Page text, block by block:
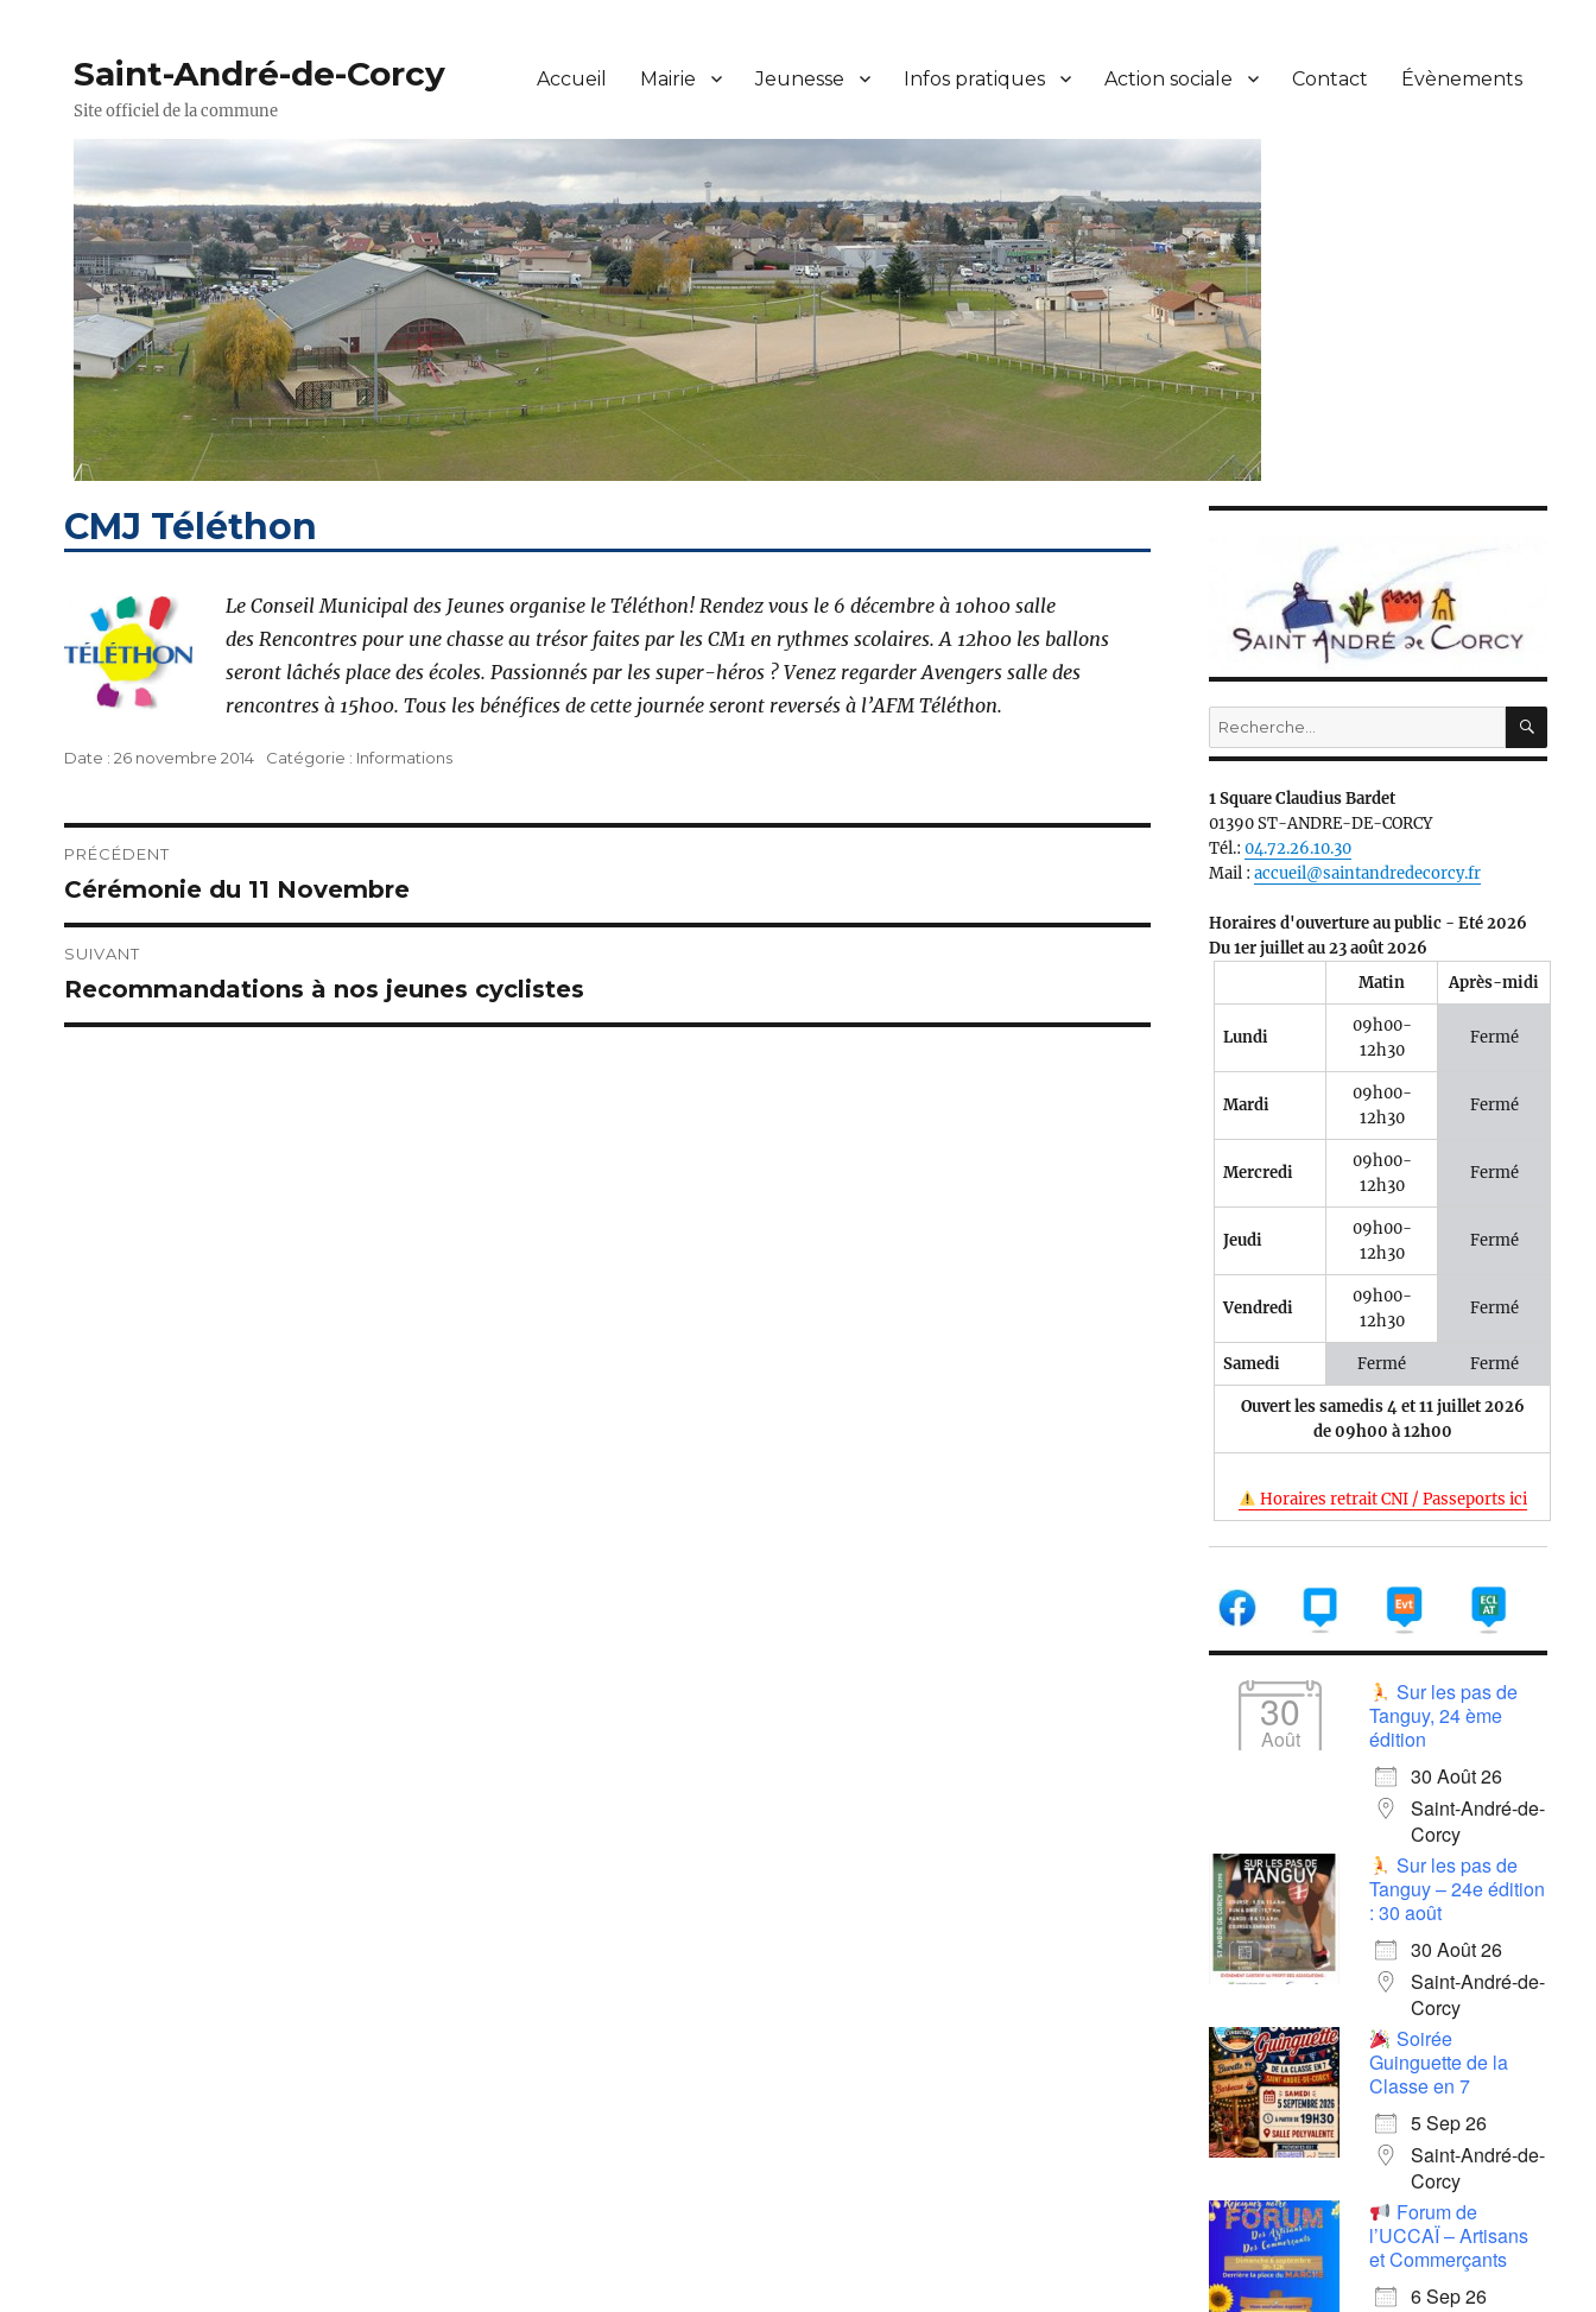
Saint-André-de-Corcy
Site officiel de la commune
Accueil Mairie Jeunesse Infos pratiques Action sociale Contact Évènements
CMJ Téléthon
Le Conseil Municipal des Jeunes organise le Téléthon! Rendez vous le 6 décembre à 10h00 salle
des Rencontres pour une chasse au trésor faites par les CM1 en rythmes scolaires. A 12h00 les ballons
seront lâchés place des écoles. Passionnés par les super-héros ? Venez regarder Avengers salle des
rencontres à 15h00. Tous les bénéfices de cette journée seront reversés à l’AFM Téléthon.
Publié
26 novembre 2014 Catégories
Informations
Navigation
de
l’article
PRÉCÉDENT
Publication
précédente :
Cérémonie du 11 Novembre
SUIVANT
Publication
suivante :
Recommandations à nos jeunes cyclistes
Recherche
pour :
1 Square Claudius Bardet
01390 ST-ANDRE-DE-CORCY
Tél.:04.72.26.10.30
Mail :accueil@saintandredecorcy.fr
Horaires d'ouverture au public - Eté 2026
Du 1er juillet au 23 août 2026
Matin
Après-midi
Lundi
09h00-
12h30
Fermé
Mardi
09h00-
12h30
Fermé
Mercredi
09h00-
12h30
Fermé
Jeudi
09h00-
12h30
Fermé
Vendredi
09h00-
12h30
Fermé
Samedi Fermé Fermé
Ouvert les samedis 4 et 11 juillet 2026
de 09h00 à 12h00
Horaires retrait CNI / Passeports ici
30
Août
Sur les pas de
Tanguy, 24 ème
édition
30 Août 26
Saint-André-de-
Corcy
Sur les pas de
Tanguy – 24e édition
: 30 août
30 Août 26
Saint-André-de-
Corcy
Soirée
Guinguette de la
Classe en 7
5 Sep 26
Saint-André-de-
Corcy
Forum de
l’UCCAÏ – Artisans
et Commerçants
6 Sep 26